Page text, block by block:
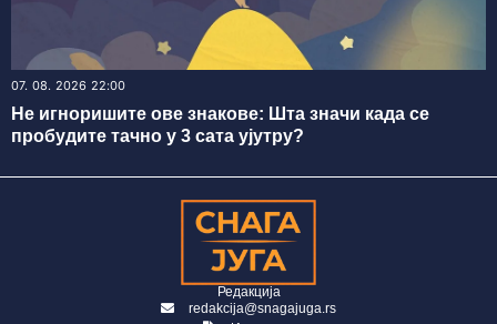
07. 08. 2026 22:00
Не игноришите ове знакове: Шта значи када се
пробудите тачно у 3 сата ујутру?
Редакција
redakcija@snagajuga.rs